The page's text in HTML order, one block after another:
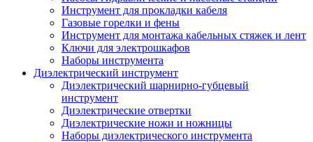
Инструмент для прокладки кабеля
Газовые горелки и фены
Инструмент для монтажа кабельных стяжек и лент
Ключи для электрошкафов
Наборы инструмента
Диэлектрический инструмент
Диэлектрический шарнирно-губцевый
инструмент
Диэлектрические отвертки
Диэлектрические ножи и ножницы
Наборы диэлектрического инструмента